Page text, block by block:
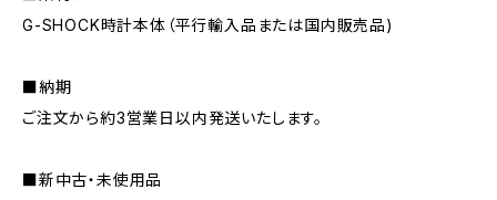
G-SHOCK時計本体（平行輸入品または国内販売品)
■納期
ご注文から約3営業日以内発送いたします。
■新中古・未使用品